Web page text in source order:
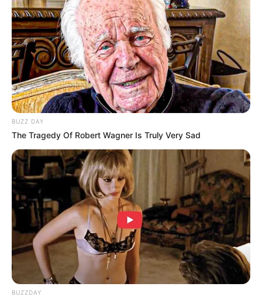
LIHAT ARTIKEL LAINNYA
So Close, Yet So Far
The Time Left Between
Sinopsis I Can Hear Your
Voice Episode 5: Hye
Sung dan Soo Ha
Bertemu dengan Joon
Guk
Sinopsis I Can Hear Your
Voice Episode 4:
Seseorang Melakukan
Teror Kepada Hye Sung
BUZZ DAY
The Tragedy Of Robert Wagner Is Truly Very Sad
BUZZDAY